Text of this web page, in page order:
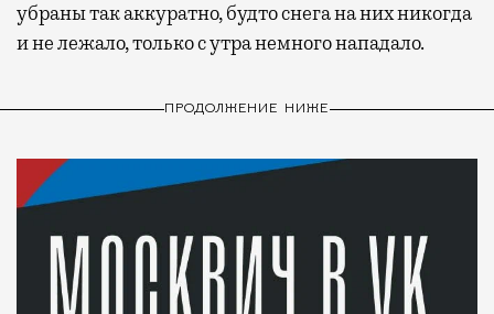
убраны так аккуратно, будто снега на них никогда
и не лежало, только с утра немного нападало.
ПРОДОЛЖЕНИЕ НИЖЕ